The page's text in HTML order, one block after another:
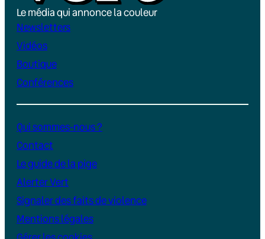
Le média qui annonce la couleur
Newsletters
Vidéos
Boutique
Conférences
Qui sommes-nous ?
Contact
Le guide de la pige
Alerter Vert
Signaler des faits de violence
Mentions légales